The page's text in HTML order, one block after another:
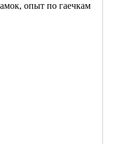
, опыт по гаечкам